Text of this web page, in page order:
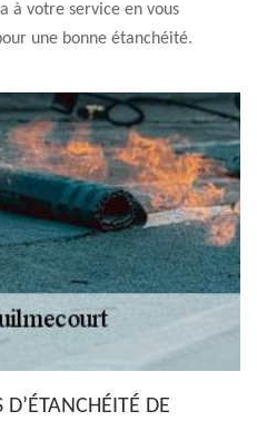
à votre service en vous
une bonne étanchéité.
D’ÉTANCHÉITÉ DE